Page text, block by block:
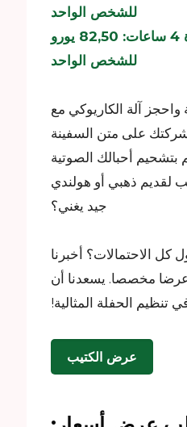
للشخص الواحد
رحلة احتفالية لمدة 4 ساعات: 82,50 يورو
للشخص الواحد
آلة الكاريوكي مع
على متن السفينة
أحبالك الصوتية
لقديم ذهبي أو هولندي
جيد يغني؟
الاحتمالات؟ أخبرنا
مخصصا. يسعدنا أن
تنظيم الحفلة المثالية!
عرض الكتيب